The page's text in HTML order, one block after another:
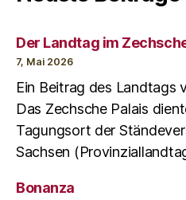
Der Landtag im
7, Mai 2026
Ein Beitrag des Landtags
Das Zechsche Palais
Tagungsort der
Sachsen
Bonanza